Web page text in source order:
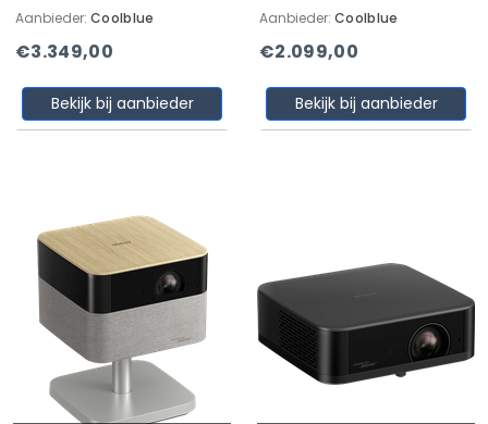
Aanbieder: Coolblue
€3.349,00
Bekijk bij aanbieder
Aanbieder: Coolblue
€2.099,00
Bekijk bij aanbieder